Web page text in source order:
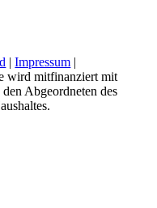
|Impressum |
wird mitfinanziert mit
Abgeordneten des